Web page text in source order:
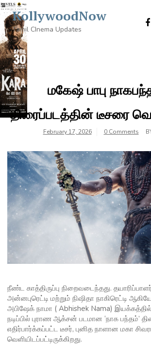
Skip
to
content
KollywoodNow
Tamil CInema Updates
மகேஷ் பாபு
திரைப்படத்தின் டீசரை
February 17, 2026 0 Comments
நீண்ட காத்திருப்பு நிறைவடைந்தது.
அன்னபுரெட்டி மற்றும் நிஷிதா நாகிரெட்டி
அபிஷேக் நாமா ( Abhishek Nama)
நடிப்பில் புராண ஆக்சன் படமான ‘நாக பந்தம்’
எதிர்பார்க்கப்பட்ட டீசர், புனித நாளான மகா
வெளியிடப்பட்டிருக்கிறது.